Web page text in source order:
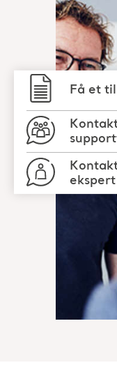
Kontakt
ekspert